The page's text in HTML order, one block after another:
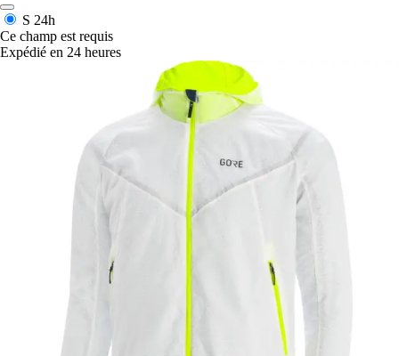
S 24h
Ce champ est requis
Expédié en 24 heures